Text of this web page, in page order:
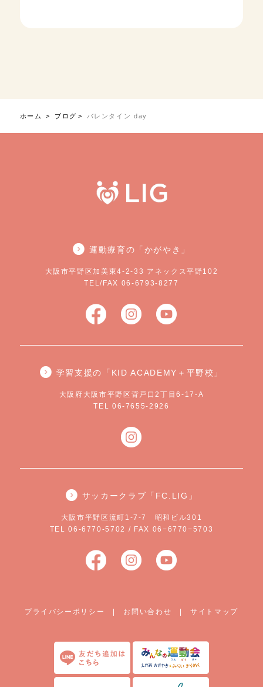
ホーム ブログ バレンタイン day
運動療育の「かがやき」
大阪市平野区加美東4-2-33 アネックス平野102
TEL/FAX 06-6793-8277
学習支援の「KID ACADEMY＋平野校」
大阪府大阪市平野区背戸口2丁目6-17-A
TEL 06-7655-2926
サッカークラブ「FC.LIG」
大阪市平野区流町1-7-7 昭和ビル301
TEL 06-6770-5702 / FAX 06−6770−5703
プライバシーポリシー お問い合わせ |サイトマップ